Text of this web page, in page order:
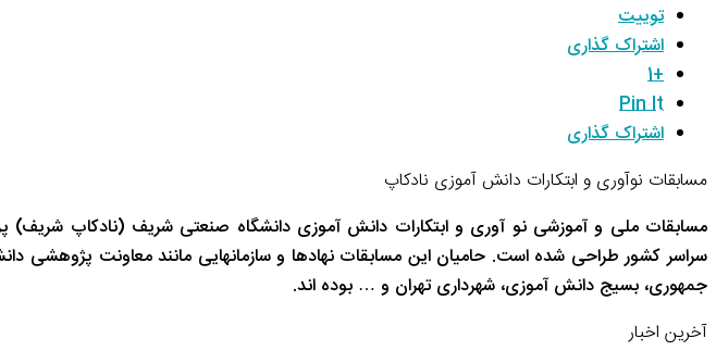
توییت
اشتراک گذاری
+1
Pin It
اشتراک گذاری
مسابقات نوآوری و ابتکارات دانش آموزی نادکاپ
مسابقات ملی و آموزشی نو آوری و ابتکارات دانش آموزی دانشگاه صنعتی شریف (نادکاپ شریف)
سراسر کشور طراحی شده است. حامیان این مسابقات نهادها و سازمانهایی مانند معاونت
جمهوری، بسیج دانش آموزی، شهرداری تهران و … بوده اند.
آخرین اخبار